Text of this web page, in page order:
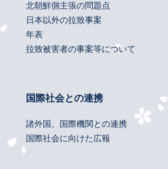
北朝鮮側主張の問題点
日本以外の拉致事案
年表
拉致被害者の事案等について
国際社会との連携
諸外国、国際機関との連携
国際社会に向けた広報